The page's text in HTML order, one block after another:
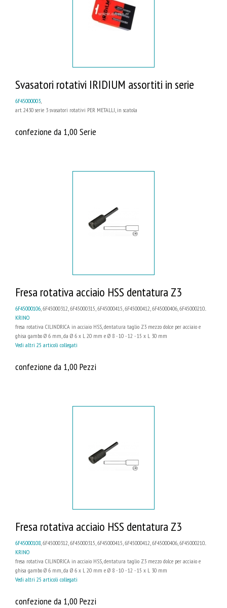
Svasatori rotativi IRIDIUM assortiti in serie
6F45000003,
art. 2430 serie 3 svasatori rotativi PER METALLI, in scatola
confezione da 1,00 Serie
Fresa rotativa acciaio HSS dentatura Z3
6F45000106 , 6F45000312, 6F45000315, 6F45000415, 6F45000412, 6F45000406, 6F45000210...
KRINO
fresa rotativa CILINDRICA in acciaio HSS, dentatura taglio Z3 mezzo dolce per acciaio e
ghisa gambo Ø 6 mm, da Ø 6 x L 20 mm e Ø 8 - 10 - 12 - 15 x L 30 mm
Vedi altri 25 articoli collegati
confezione da 1,00 Pezzi
Fresa rotativa acciaio HSS dentatura Z3
6F45000108, 6F45000312, 6F45000315, 6F45000415, 6F45000412, 6F45000406, 6F45000210...
KRINO
fresa rotativa CILINDRICA in acciaio HSS, dentatura taglio Z3 mezzo dolce per acciaio e
ghisa gambo Ø 6 mm, da Ø 6 x L 20 mm e Ø 8 - 10 - 12 - 15 x L 30 mm
Vedi altri 25 articoli collegati
confezione da 1,00 Pezzi